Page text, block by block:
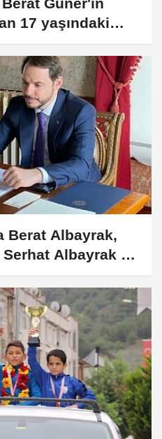
Güner'in
17 yaşındaki
hapis
Berat Albayrak,
Albayrak ve
kurucular